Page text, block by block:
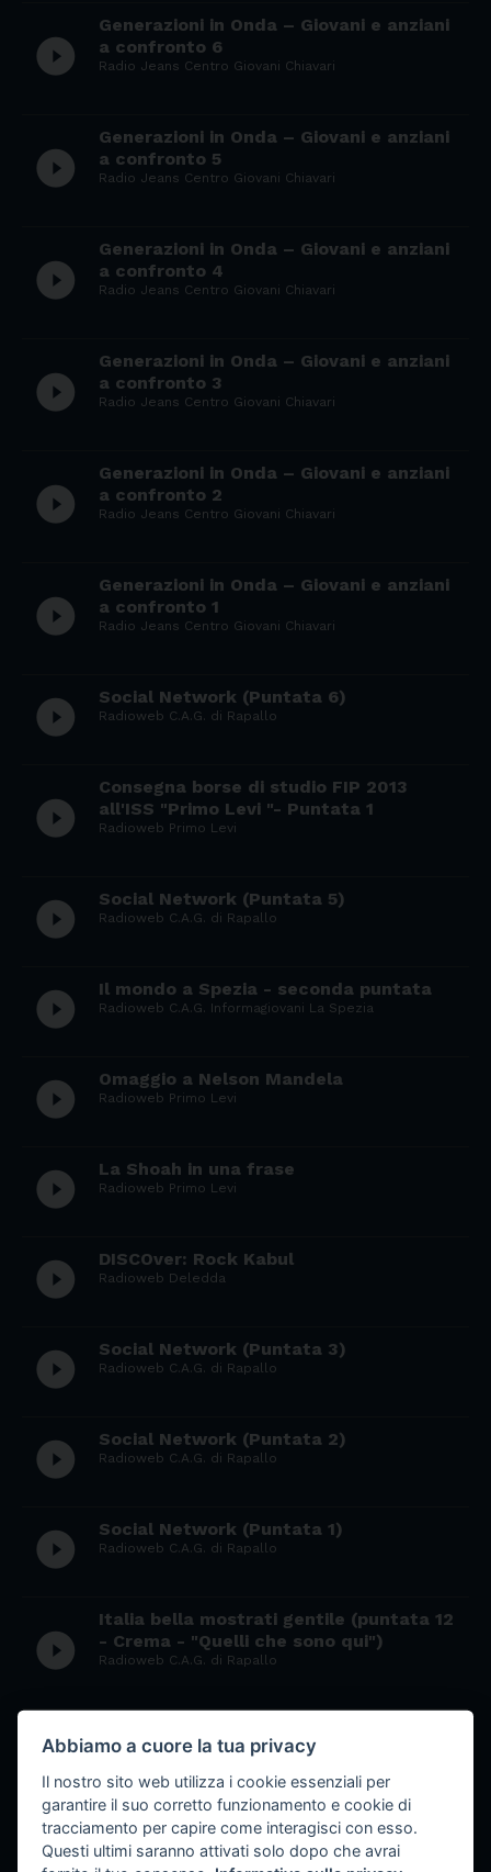
play_circle_filled
Generazioni in Onda – Giovani e anziani
a confronto 6
Radio Jeans Centro Giovani Chiavari
play_circle_filled
Generazioni in Onda – Giovani e anziani
a confronto 5
Radio Jeans Centro Giovani Chiavari
play_circle_filled
Generazioni in Onda – Giovani e anziani
a confronto 4
Radio Jeans Centro Giovani Chiavari
play_circle_filled
Generazioni in Onda – Giovani e anziani
a confronto 3
Radio Jeans Centro Giovani Chiavari
play_circle_filled
Generazioni in Onda – Giovani e anziani
a confronto 2
Radio Jeans Centro Giovani Chiavari
play_circle_filled
Generazioni in Onda – Giovani e anziani
a confronto 1
Radio Jeans Centro Giovani Chiavari
play_circle_filled Social Network (Puntata 6)
Radioweb C.A.G. di Rapallo
play_circle_filled
Consegna borse di studio FIP 2013
all'ISS "Primo Levi "- Puntata 1
Radioweb Primo Levi
play_circle_filled Social Network (Puntata 5)
Radioweb C.A.G. di Rapallo
play_circle_filled Il mondo a Spezia - seconda puntata
Radioweb C.A.G. Informagiovani La Spezia
play_circle_filled Omaggio a Nelson Mandela
Radioweb Primo Levi
play_circle_filled La Shoah in una frase
Radioweb Primo Levi
play_circle_filled DISCOver: Rock Kabul
Radioweb Deledda
play_circle_filled Social Network (Puntata 3)
Radioweb C.A.G. di Rapallo
play_circle_filled Social Network (Puntata 2)
Radioweb C.A.G. di Rapallo
play_circle_filled Social Network (Puntata 1)
Radioweb C.A.G. di Rapallo
play_circle_filled
Italia bella mostrati gentile (puntata 12
- Crema - "Quelli che sono qui")
Radioweb C.A.G. di Rapallo
play_circle_filled
- Jyväskilä - Finlandia)
Radioweb C.A.G. di Rapallo
Italia bella mostrati gentile (the best
of)
Abbiamo a cuore la tua privacy
Il nostro sito web utilizza i cookie essenziali per
garantire il suo corretto funzionamento e cookie di
tracciamento per capire come interagisci con esso.
Questi ultimi saranno attivati solo dopo che avrai